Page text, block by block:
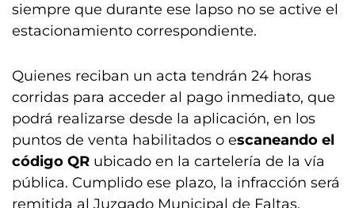
siempre que durante ese lapso no se active el
estacionamiento correspondiente.
Quienes reciban un acta tendrán 24 horas
corridas para acceder al pago inmediato, que
podrá realizarse desde la aplicación, en los
puntos de venta habilitados o escaneando el
código QR ubicado en la cartelería de la vía
pública. Cumplido ese plazo, la infracción será
remitida al Juzgado Municipal de Faltas.